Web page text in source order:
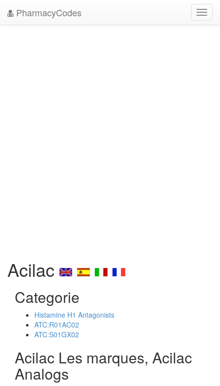
PharmacyCodes
Acilac
Categorie
Histamine H1 Antagonists
ATC:R01AC02
ATC:S01GX02
Acilac Les marques, Acilac
Analogs